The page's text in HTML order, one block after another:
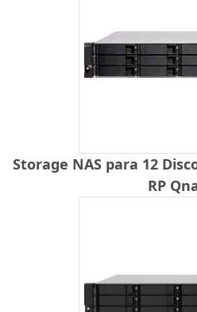
Storage NAS para 12
RP